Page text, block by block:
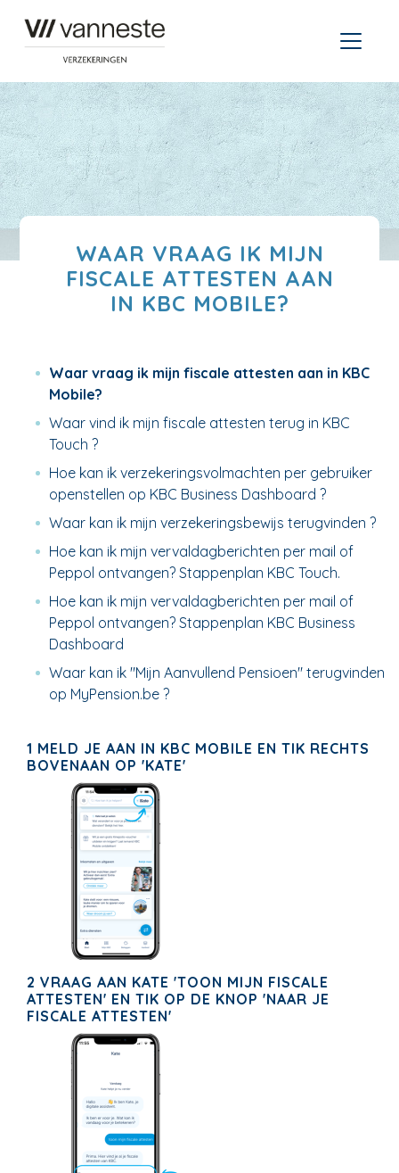
WAAR VRAAG IK MIJN
FISCALE ATTESTEN AAN
IN KBC MOBILE?
Waar vraag ik mijn fiscale attesten aan in KBC
Mobile?
Waar vind ik mijn fiscale attesten terug in KBC
Touch ?
Hoe kan ik verzekeringsvolmachten per gebruiker
openstellen op KBC Business Dashboard ?
Waar kan ik mijn verzekeringsbewijs terugvinden ?
Hoe kan ik mijn vervaldagberichten per mail of
Peppol ontvangen? Stappenplan KBC Touch.
Hoe kan ik mijn vervaldagberichten per mail of
Peppol ontvangen? Stappenplan KBC Business
Dashboard
Waar kan ik "Mijn Aanvullend Pensioen" terugvinden
op MyPension.be ?
1 MELD JE AAN IN KBC MOBILE EN TIK RECHTS
BOVENAAN OP 'KATE'
2 VRAAG AAN KATE 'TOON MIJN FISCALE
ATTESTEN' EN TIK OP DE KNOP 'NAAR JE
FISCALE ATTESTEN'